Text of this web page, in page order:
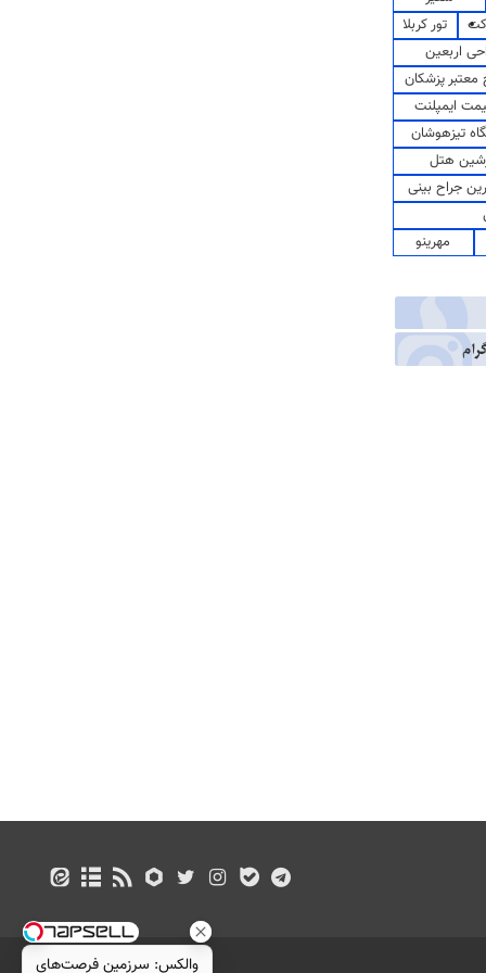
تور کربلا
اربعین
پزشکان
ایمپلنت
تیزهوشان
هتل
جراح بینی
مهرینو
والکس: سرزمین فرصت‌های